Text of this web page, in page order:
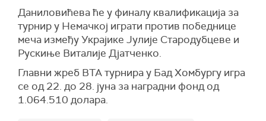
Даниловићева ће у финалу квалификација за
турнир у Немачкој играти против победнице
меча између Украјике Јулије Стародубцеве и
Рускиње Виталије Дјатченко.
Главни жреб ВТА турнира у Бад Хомбургу игра
се од 22. до 28. јуна за наградни фонд од
1.064.510 долара.